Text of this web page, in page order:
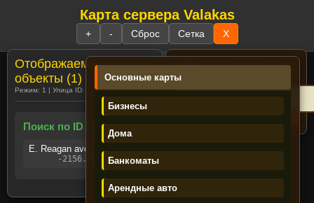
Регистрация
Основные карты
Бизнесы
Дома
Банкоматы
Арендные авто
Карта сервера Valakas
+ - Сброс Сетка X
Отображаемые
объекты (1)
Режим: 1 | Улица ID: 1726 | Объектов: 1
Поиск по ID улиц (1)
E. Reagan ave. (ID: 1726)
-2156.61, 197.786